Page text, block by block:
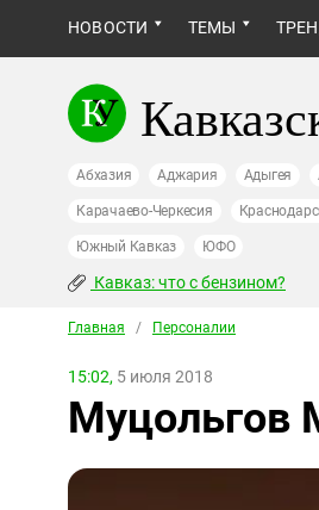
НОВОСТИ ТЕМЫ
Абхазия Аджария Адыгея
Карачаево-Черкесия
Южный Кавказ ЮФО
Кавказ: что с бензином?
Главная / Персоналии
15:02, 5 июля 2018
Муцольгов